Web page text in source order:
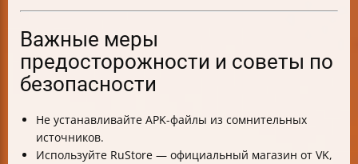
Важные меры
предосторожности и советы по
безопасности
Не устанавливайте APK-файлы из сомнительных
источников.
Используйте RuStore — официальный магазин от VK,